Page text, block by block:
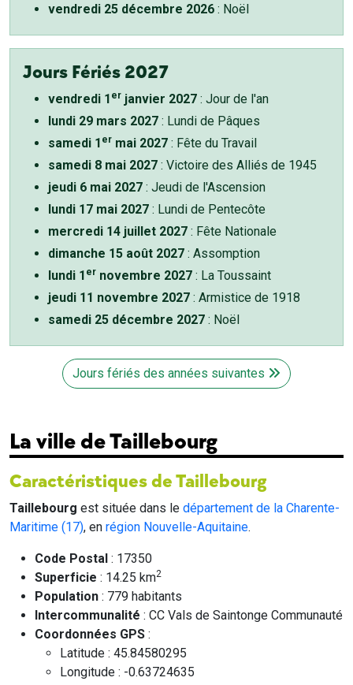
vendredi 25 décembre 2026 : Noël
Jours Fériés 2027
vendredi 1 er janvier 2027 : Jour de l'an
lundi 29 mars 2027 : Lundi de Pâques
samedi 1 er mai 2027 : Fête du Travail
samedi 8 mai 2027 : Victoire des Alliés de 1945
jeudi 6 mai 2027 : Jeudi de l'Ascension
lundi 17 mai 2027 : Lundi de Pentecôte
mercredi 14 juillet 2027 : Fête Nationale
dimanche 15 août 2027 : Assomption
lundi 1 er novembre 2027 : La Toussaint
jeudi 11 novembre 2027 : Armistice de 1918
samedi 25 décembre 2027 : Noël
Jours fériés des années suivantes
La ville de Taillebourg
Caractéristiques de Taillebourg
Taillebourg est située dans le département de la Charente-
Maritime (17), en région Nouvelle-Aquitaine.
Code Postal : 17350
Superficie : 14.25 km2
Population : 779 habitants
Intercommunalité : CC Vals de Saintonge Communauté
Coordonnées GPS :
Latitude : 45.84580295
Longitude : -0.63724635